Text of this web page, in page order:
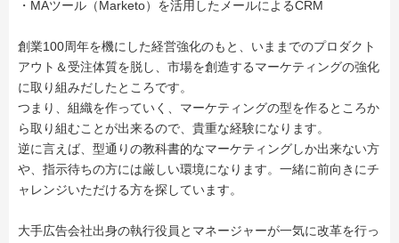
・MAツール（Marketo）を活用したメールによるCRM
創業100周年を機にした経営強化のもと、いままでのプロダクト
アウト＆受注体質を脱し、市場を創造するマーケティングの強化
に取り組みだしたところです。
つまり、組織を作っていく、マーケティングの型を作るところか
ら取り組むことが出来るので、貴重な経験になります。
逆に言えば、型通りの教科書的なマーケティングしか出来ない方
や、指示待ちの方には厳しい環境になります。一緒に前向きにチ
ャレンジいただける方を探しています。
大手広告会社出身の執行役員とマネージャーが一気に改革を行っ